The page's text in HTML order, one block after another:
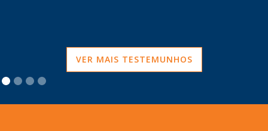
VER MAIS TESTEMUNHOS